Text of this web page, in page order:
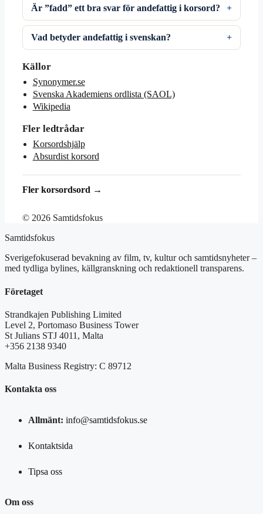
Är ”fadd” ett bra svar för andefattig i korsord?
Vad betyder andefattig i svenskan?
Källor
Synonymer.se
Svenska Akademiens ordlista (SAOL)
Wikipedia
Fler ledtrådar
Korsordshjälp
Absurdist korsord
Fler korsordsord →
© 2026 Samtidsfokus
Samtidsfokus
Sverigefokuserad bevakning av film, tv, kultur och samtidsnyheter –
med tydliga bylines, källgranskning och redaktionell transparens.
Företaget
Strandkajen Publishing Limited
Level 2, Portomaso Business Tower
St Julians STJ 4011, Malta
+356 2138 9340
Malta Business Registry: C 89712
Kontakta oss
Allmänt: info@samtidsfokus.se
Kontaktsida
Tipsa oss
Om oss